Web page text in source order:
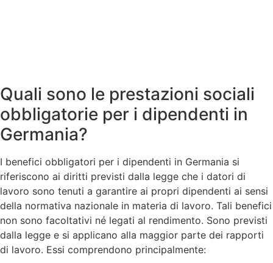
Quali sono le prestazioni sociali
obbligatorie per i dipendenti in
Germania?
I benefici obbligatori per i dipendenti in Germania si
riferiscono ai diritti previsti dalla legge che i datori di
lavoro sono tenuti a garantire ai propri dipendenti ai sensi
della normativa nazionale in materia di lavoro. Tali benefici
non sono facoltativi né legati al rendimento. Sono previsti
dalla legge e si applicano alla maggior parte dei rapporti
di lavoro. Essi comprendono principalmente: